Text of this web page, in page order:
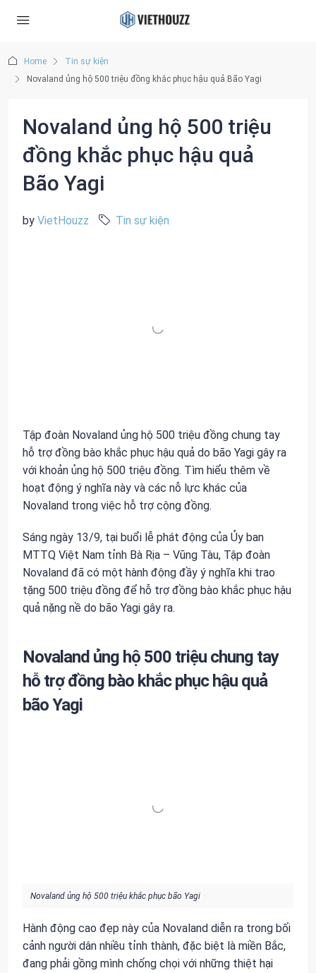
Home
Tin sự kiện
Novaland ủng hộ 500 triệu đồng khắc phục hậu quả Bão Yagi
Novaland ủng hộ 500 triệu
đồng khắc phục hậu quả
Bão Yagi
by VietHouzz Tin sự kiện
Tập đoàn Novaland ủng hộ 500 triệu đồng chung tay
hỗ trợ đồng bào khắc phục hậu quả do bão Yagi gây ra
với khoản ủng hộ 500 triệu đồng. Tìm hiểu thêm về
hoạt động ý nghĩa này và các nỗ lực khác của
Novaland trong việc hỗ trợ cộng đồng.
Sáng ngày 13/9, tại buổi lễ phát động của Ủy ban
MTTQ Việt Nam tỉnh Bà Rịa – Vũng Tàu, Tập đoàn
Novaland đã có một hành động đầy ý nghĩa khi trao
tặng 500 triệu đồng để hỗ trợ đồng bào khắc phục hậu
quả nặng nề do bão Yagi gây ra.
Novaland ủng hộ 500 triệu chung tay
hỗ trợ đồng bào khắc phục hậu quả
bão Yagi
Novaland ủng hộ 500 triệu khắc phục bão Yagi
Hành động cao đẹp này của Novaland diễn ra trong bối
cảnh người dân nhiều tỉnh thành, đặc biệt là miền Bắc,
đang phải gồng mình chống chọi với những thiệt hại